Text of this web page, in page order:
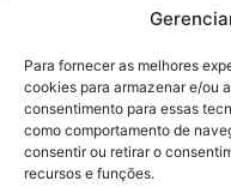
Para fornecer as melhores
cookies para armazenar e/ou
consentimento para essas
como comportamento de
consentir ou retirar o
recursos e funções.
05/